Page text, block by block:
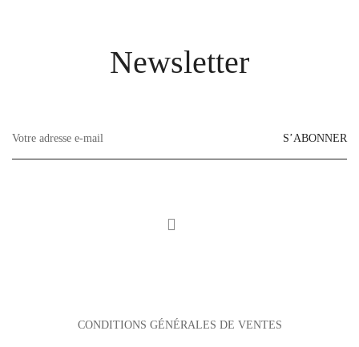
Newsletter
S’ABONNER
CONDITIONS GÉNÉRALES DE VENTES